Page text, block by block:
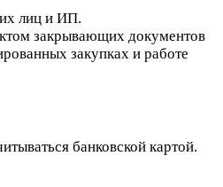
лиц и ИП.
закрывающих документов
закупках и работе
банковской картой.